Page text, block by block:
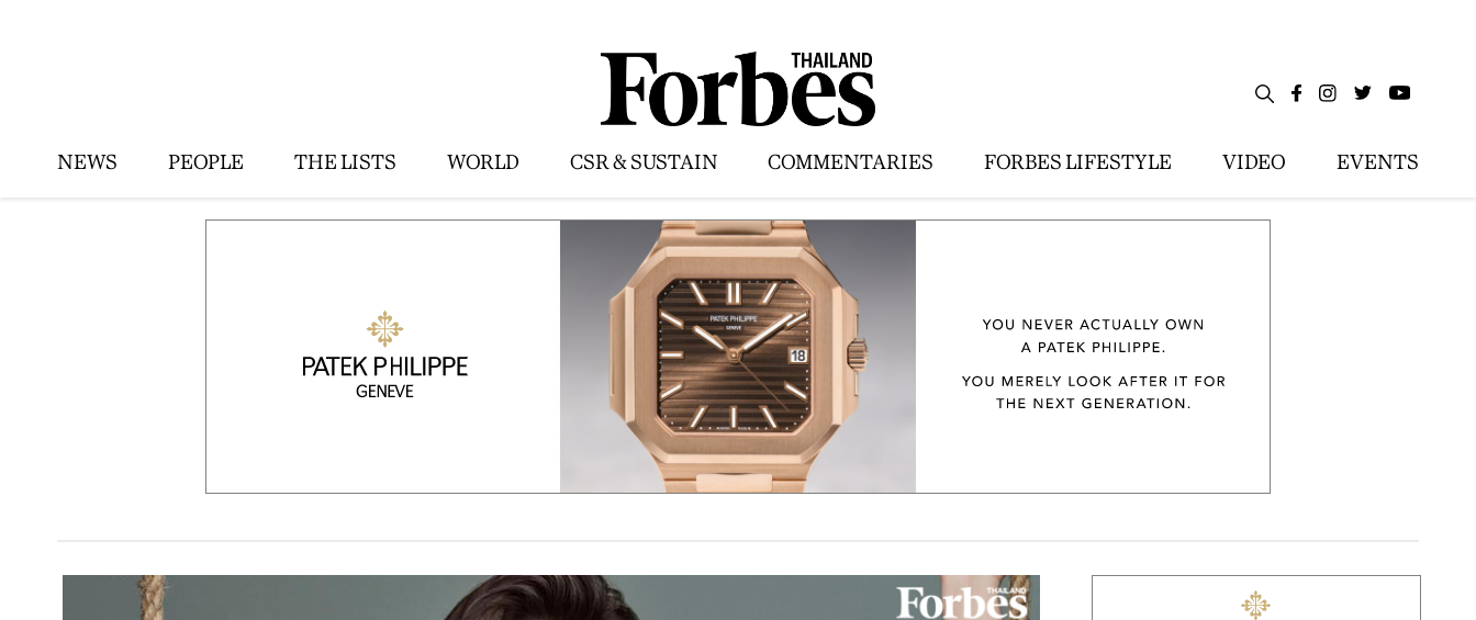
NEWS PEOPLE THE LISTS WORLD CSR & SUSTAIN COMMENTARIES FORBES LIFESTYLE VIDEO EVENTS